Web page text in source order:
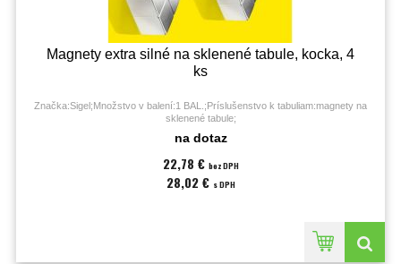
Magnety extra silné na sklenené tabule, kocka, 4
ks
Značka:Sigel;Množstvo v balení:1 BAL.;Príslušenstvo k tabuliam:magnety na
sklenené tabule;
na dotaz
22,78 € bez DPH
28,02 € s DPH